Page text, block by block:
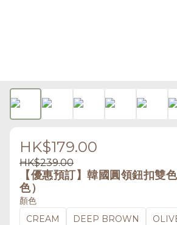
HK$179.00
HK$239.00
【優惠預訂】韓國圓領鈕扣雙
色）
顏色
CREAM
DEEP BROWN